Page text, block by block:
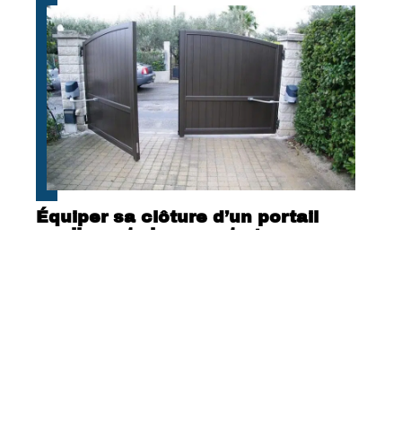
Équiper sa clôture d’un portail
coulissant : les avantages